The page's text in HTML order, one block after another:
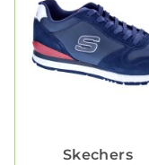
Skechers